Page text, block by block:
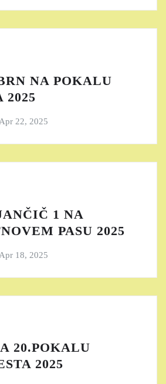
NA POKALU
2025
Apr 22, 2025
1 NA
PASU 2025
Apr 18, 2025
20.POKALU
2025